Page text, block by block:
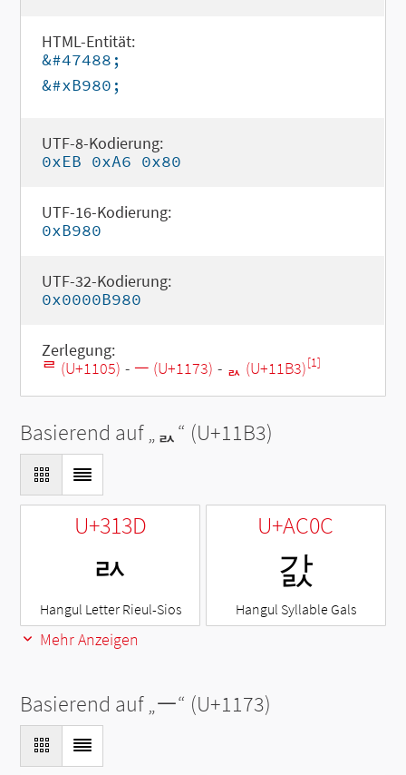
HTML-Entität:
&#47488;
&#xB980;
UTF-8-Kodierung:
0xEB 0xA6 0x80
UTF-16-Kodierung:
0xB980
UTF-32-Kodierung:
0x0000B980
Zerlegung:
ᄅ (U+1105) - ᅳ (U+1173) - ᆳ (U+11B3)[1]
Basierend auf „ᆳ“ (U+11B3)
U+313D
ㄽ
Hangul Letter Rieul-Sios
U+AC0C
갌
Hangul Syllable Gals
Mehr Anzeigen
Basierend auf „ᅳ“ (U+1173)